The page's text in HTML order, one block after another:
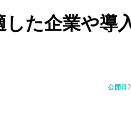
た企業や導
公開日